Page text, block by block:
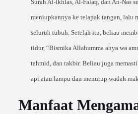
Surah Al-Ikhlas, Al-Falaq, dan An-Nas
meniupkannya ke telapak tangan, lalu
seluruh tubuh. Setelah itu, beliau
tidur, “Bismika Allahumma ahya wa
tahmid, dan takbir. Beliau juga
api atau lampu dan menutup wadah
Manfaat